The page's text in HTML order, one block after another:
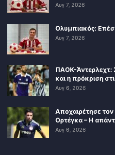
Αυγ 7, 2026
Ολυμπιακός:
Αυγ 7, 2026
ΠΑΟΚ-Άντερλεχτ:
και η πρόκριση
Αυγ 6, 2026
Αποχαιρέτησε
Ορτέγκα – Η
Αυγ 6, 2026